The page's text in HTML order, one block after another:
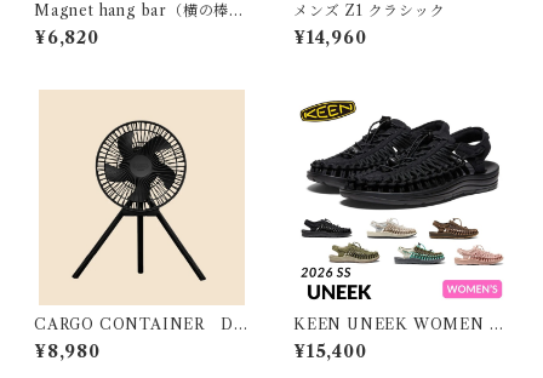
Magnet hang bar（横の棒）
SC25 ウォルナット
¥6,820
メンズ Z1 クラシック
¥14,960
CARGO CONTAINER DU
AL FAN - M
¥8,980
KEEN UNEEK WOMEN キ
ーン ユニーク ウィメンズ
¥15,400